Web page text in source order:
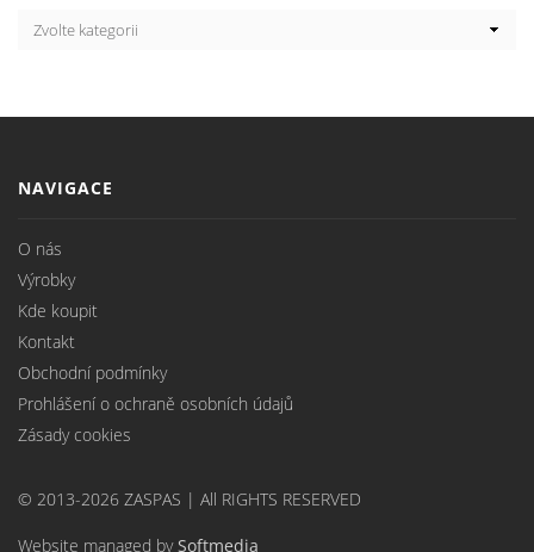
NAVIGACE
O nás
Výrobky
Kde koupit
Kontakt
Obchodní podmínky
Prohlášení o ochraně osobních údajů
Zásady cookies
© 2013-2026 ZASPAS | All RIGHTS RESERVED
Website managed bySoftmedia